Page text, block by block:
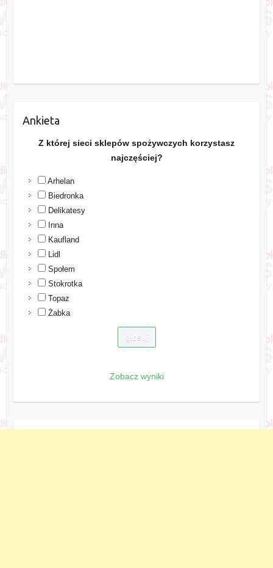
Ankieta
Z której sieci sklepów spożywczych korzystasz
najczęściej?
Arhelan
Biedronka
Delikatesy
Inna
Kaufland
Lidl
Społem
Stokrotka
Topaz
Żabka
Zobacz wyniki